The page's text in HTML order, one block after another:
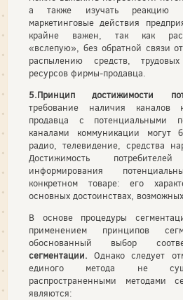
а также изучать реакцию
маркетинговые действия
крайне важен, так как
«вслепую», без обратной связи
распылению средств,
ресурсов фирмы-продавца.
5.Принцип достижимости
требование наличия каналов
продавца с потенциальными
каналами коммуникации могут
радио, телевидение, средства
Достижимость
информирования
конкретном товаре: его
основных достоинствах,
В основе процедуры
применением принципов
обоснованный выбор
сегментации.Однако следует
единого метода не
распространенными методами
являются: